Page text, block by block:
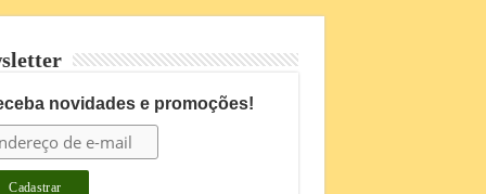
novidades e promoções!